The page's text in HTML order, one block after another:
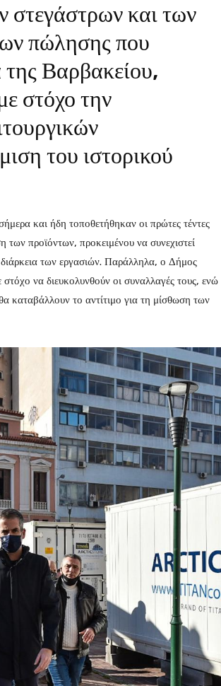
στεγάστρων και των
πώλησης που
Βαρβακείου,
στόχο την
του ιστορικού
και ήδη τοποθετήθηκαν οι πρώτες τέντες
προϊόντων, προκειμένου να συνεχιστεί
των εργασιών. Παράλληλα, ο Δήμος
να διευκολυνθούν οι συναλλαγές τους, ενώ
καταβάλλουν το αντίτιμο για τη μίσθωση των